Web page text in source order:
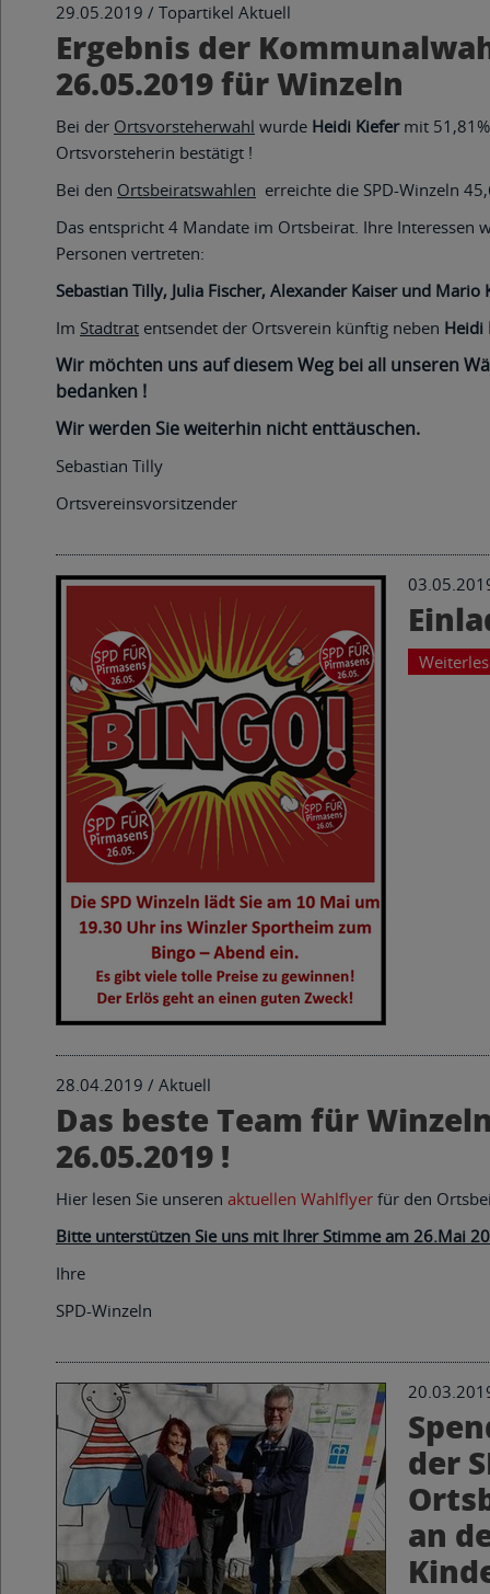
29.05.2019 / Topartikel Aktuell
Ergebnis der
26.05.2019 für Winzeln
Bei der Ortsvorsteherwahl wurde Heidi Kiefer mit
Ortsvorsteherin bestätigt !
Bei den Ortsbeiratswahlen erreichte die SPD-Winzeln
Das entspricht 4 Mandate im Ortsbeirat. Ihre Interessen
Personen vertreten:
Sebastian Tilly, Julia Fischer, Alexander Kaiser und Mario
Im Stadtrat entsendet der Ortsverein künftig neben Heidi
Wir möchten uns auf diesem Weg bei all unseren
bedanken !
Wir werden Sie weiterhin nicht enttäuschen.
Sebastian Tilly
Ortsvereinsvorsitzender
28.04.2019 / Aktuell
Das beste Team für
26.05.2019 !
Hier lesen Sie unseren aktuellen Wahlflyer für den
Bitte unterstützen Sie uns mit Ihrer Stimme am 26.Mai
Ihre
SPD-Winzeln
der
an